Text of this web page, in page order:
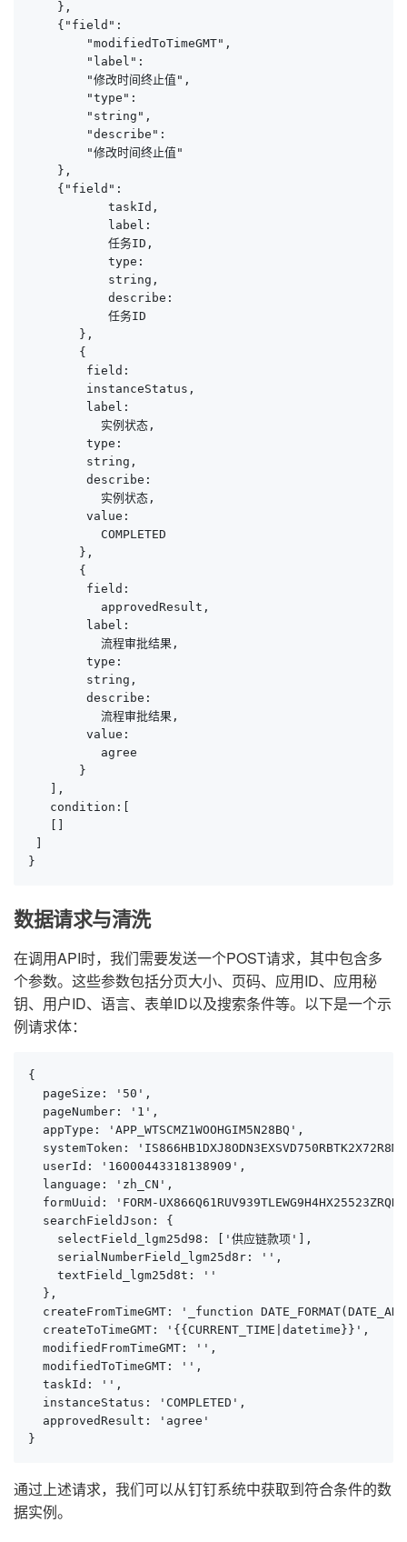
    },
    {"field":
        "modifiedToTimeGMT",
        "label":
        "修改时间终止值",
        "type":
        "string",
        "describe":
        "修改时间终止值"
    },
    {"field":
           taskId,
           label:
           任务ID,
           type:
           string,
           describe:
           任务ID
       },
       {
        field:
        instanceStatus,
        label:
          实例状态,
        type:
        string,
        describe:
          实例状态,
        value:
          COMPLETED
       },
       {
        field:
          approvedResult,
        label:
          流程审批结果,
        type:
        string,
        describe:
          流程审批结果,
        value:
          agree
       }
   ],
   condition:[
}
数据请求与清洗
在调用API时，我们需要发送一个POST请求，其中包含多
个参数。这些参数包括分页大小、页码、应用ID、应用秘
钥、用户ID、语言、表单ID以及搜索条件等。以下是一个示
例请求体：
{
  pageSize: '50',
  pageNumber: '1',
  appType: 'APP_WTSCMZ1WOOHGIM5N28BQ',
systemToken:
  userId: '16000443318138909',
  language: 'zh_CN',
formUuid: 'FORM-
  searchFieldJson: {
    selectField_lgm25d98: ['供应链款项'],
    serialNumberField_lgm25d8r: '',
    textField_lgm25d8t: ''
  },
createFromTimeGMT: '_function
  createToTimeGMT: '{{CURRENT_TIME|datetime}}',
  modifiedFromTimeGMT: '',
  modifiedToTimeGMT: '',
  taskId: '',
  instanceStatus: 'COMPLETED',
  approvedResult: 'agree'
}
通过上述请求，我们可以从钉钉系统中获取到符合条件的数
据实例。